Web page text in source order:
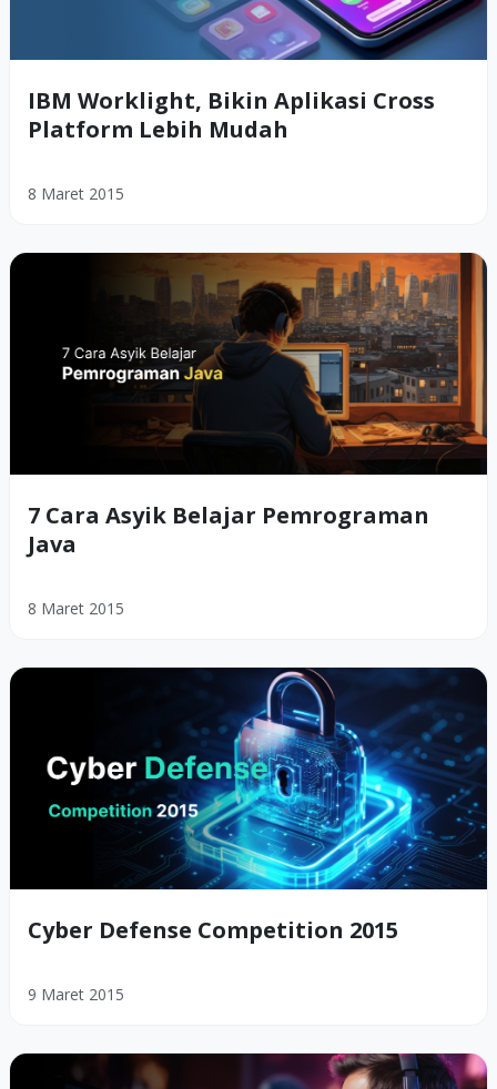
IBM Worklight, Bikin Aplikasi Cross
Platform Lebih Mudah
8 Maret 2015
7 Cara Asyik Belajar Pemrograman
Java
8 Maret 2015
Cyber Defense Competition 2015
9 Maret 2015